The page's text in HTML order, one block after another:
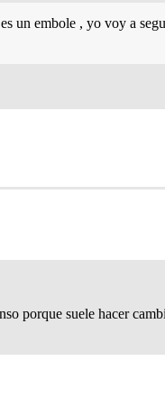
un embole , yo voy a
porque suele hacer